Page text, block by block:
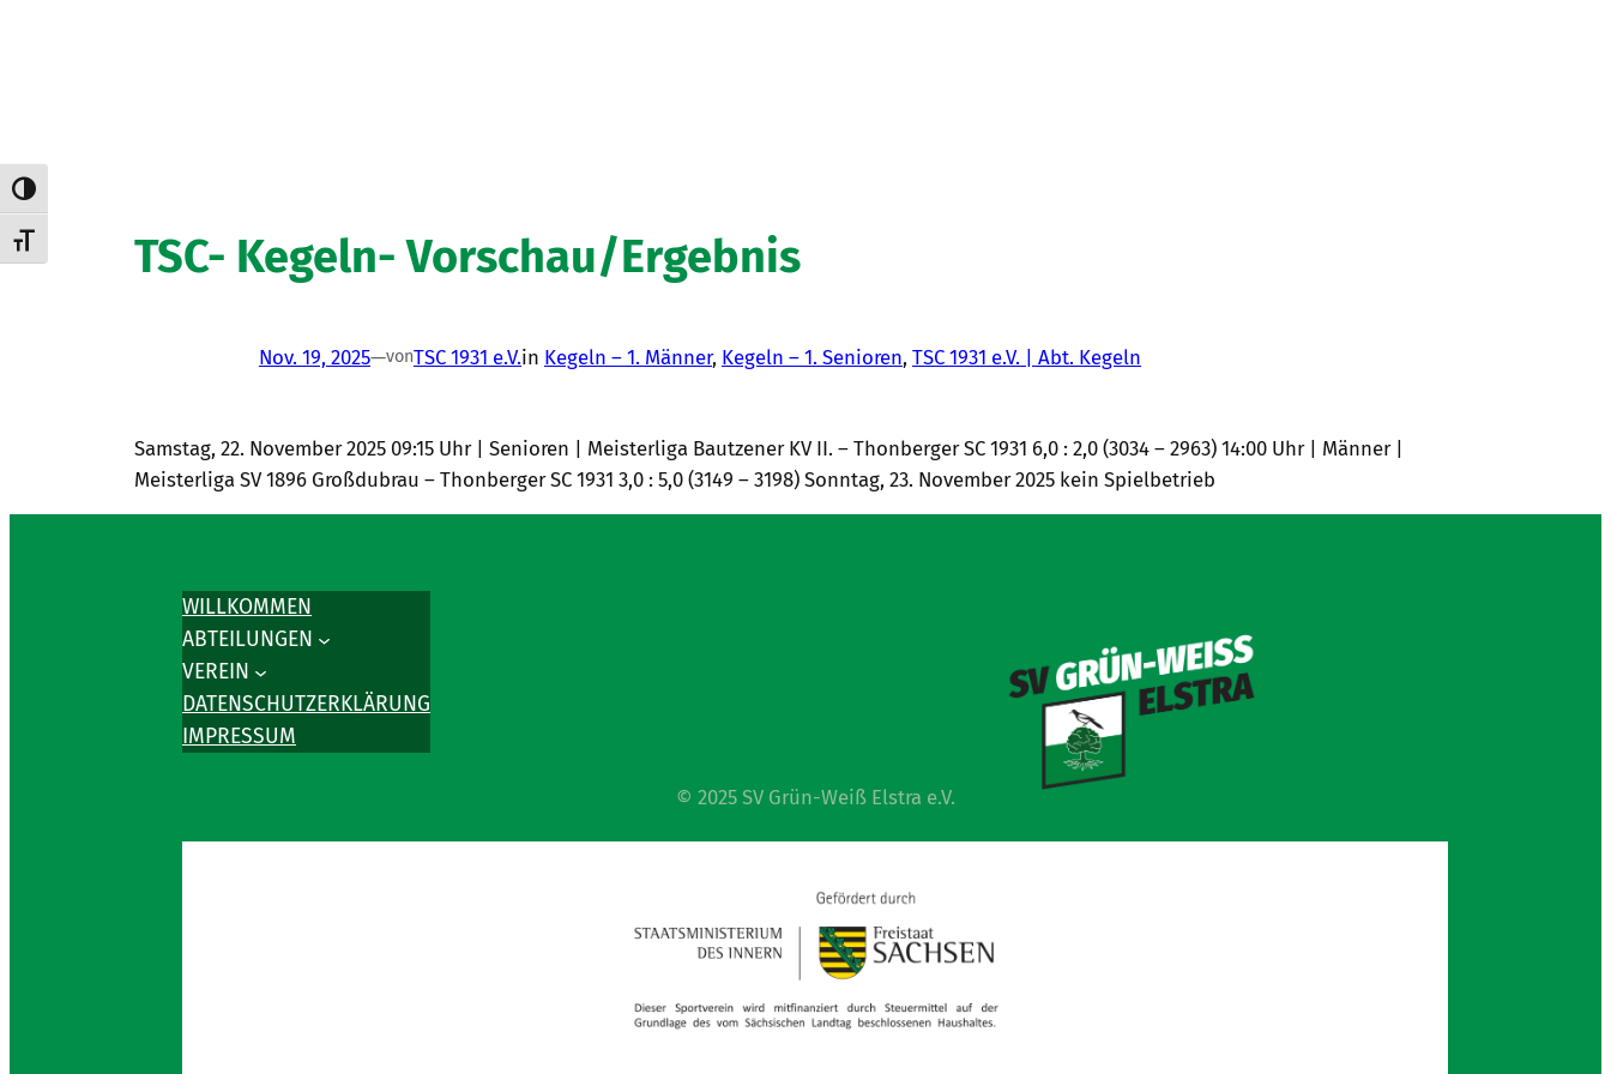
Umschalten auf hohe Kontraste
Schrift vergrößernTSC- Kegeln- Vorschau/Ergebnis
Nov. 19, 2025—vonTSC 1931 e.V.in Kegeln – 1. Männer, Kegeln – 1. Senioren, TSC 1931 e.V. | Abt. Kegeln
Samstag, 22. November 2025 09:15 Uhr | Senioren | Meisterliga Bautzener KV II. – Thonberger SC 1931 6,0 : 2,0 (3034 – 2963) 14:00 Uhr | Männer |
Meisterliga SV 1896 Großdubrau – Thonberger SC 1931 3,0 : 5,0 (3149 – 3198) Sonntag, 23. November 2025 kein Spielbetrieb
WILLKOMMEN
ABTEILUNGEN
VEREIN
DATENSCHUTZERKLÄRUNG
IMPRESSUM
© 2025 SV Grün-Weiß Elstra e.V.